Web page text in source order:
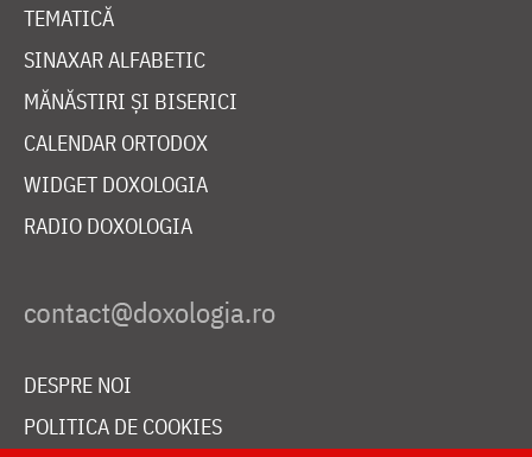
TEMATICĂ
SINAXAR ALFABETIC
MĂNĂSTIRI ȘI BISERICI
CALENDAR ORTODOX
WIDGET DOXOLOGIA
RADIO DOXOLOGIA
DESPRE NOI
POLITICA DE COOKIES